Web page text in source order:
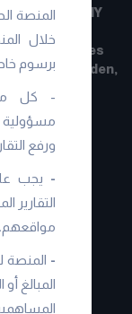
المنصة
خلال
برسوم
- كل
ورفع
- يجب
التقارير
مواقعهم.
- المنصة
المبالغ
W)ENSANY
and Wales
Covent Garden,